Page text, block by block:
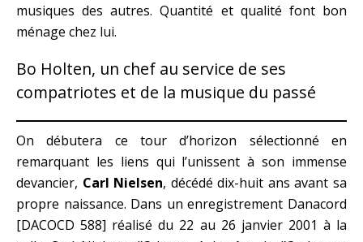
musiques des autres. Quantité et qualité font bon
ménage chez lui.
Bo Holten, un chef au service de ses
compatriotes et de la musique du passé
On débutera ce tour d’horizon sélectionné en
remarquant les liens qui l’unissent à son immense
devancier, Carl Nielsen, décédé dix-huit ans avant sa
propre naissance. Dans un enregistrement Danacord
[DACOCD 588] réalisé du 22 au 26 janvier 2001 à la